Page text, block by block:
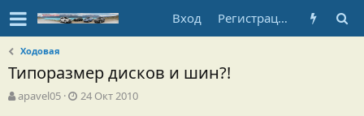
Вход Регистрация
Ходовая
Типоразмер дисков и шин?!
А
apavel05
Д
24 Окт 2010